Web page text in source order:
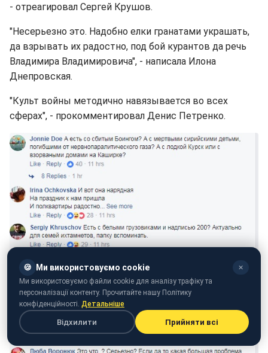
- отреагировал Сергей Крушов.
"Несерьезно это. Надобно елки гранатами украшать,
да взрывать их радостно, под бой курантов да речь
Владимира Владимировича", - написала Илона
Днепровская.
"Культ войны методично навязывается во всех
сферах", - прокомментировал Денис Петренко.
🍪 Ми використовуємо cookie ✕
Ми використовуємо файли cookie для аналізу трафіку та
персоналізації контенту. Прочитайте нашу Політику
конфіденційності. Детальніше
Відхилити Прийняти всі